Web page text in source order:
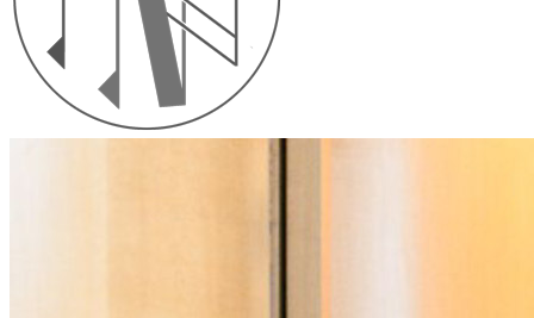
L’obiettivo, quotidianamente perseguito, è coniugare l’antica e
quotidiana, sollevando il cliente, per quanto possibile, da ogni